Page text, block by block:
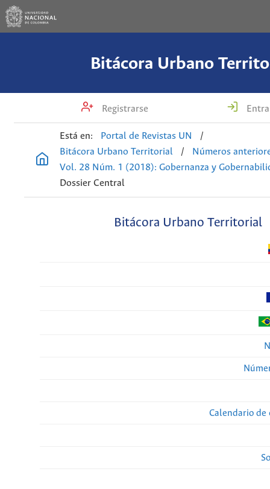
Bitácora Urbano
Registrarse
Está en: Portal de Revistas UN
/
Bitácora Urbano Territorial
/
Números
Vol. 28 Núm. 1 (2018): Gobernanza y
Dossier Central
Bitácora Urbano Territorial
Calendario de